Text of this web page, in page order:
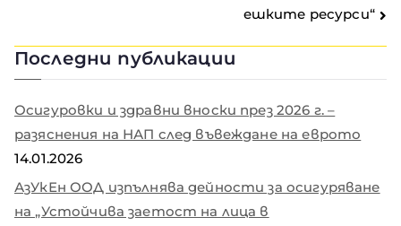
ешките ресурси“
Последни публикации
Осигуровки и здравни вноски през 2026 г. –
разяснения на НАП след въвеждане на еврото
14.01.2026
АзУкЕн ООД изпълнява дейности за осигуряване
на „Устойчива заетост на лица в